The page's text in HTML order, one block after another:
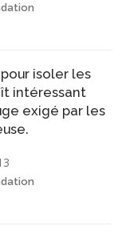
isoler les
intéressant
exigé par les